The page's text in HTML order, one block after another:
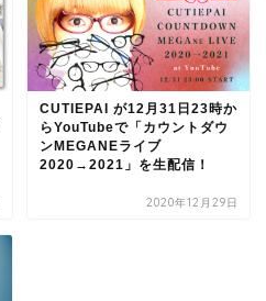
CUTIEPAI が12月31日23時か
らYouTubeで「カウントダウ
ンMEGANEライブ
2020→2021」を生配信！
2020年12月29日